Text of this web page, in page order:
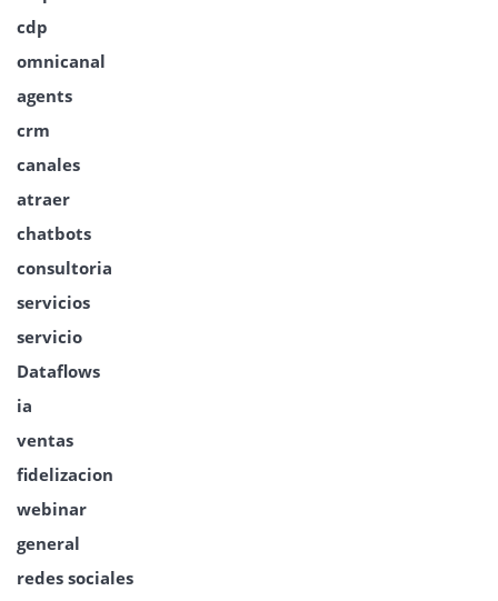
cdp
omnicanal
agents
crm
canales
atraer
chatbots
consultoria
servicios
servicio
Dataflows
ia
ventas
fidelizacion
webinar
general
redes sociales